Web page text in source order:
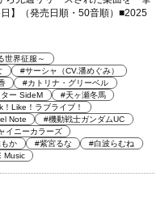
】（発売日順・50音順）■2025
世界征服～
#サーシャ（CV.潘めぐみ）
#カトリナ・グリーベル
ー SideM
#天ヶ瀬冬馬
！Like！ラブライブ！
Note
#機動戦士ガンダムUC
イニーカラーズ
か #紫宮るな
#白波らむね
Music